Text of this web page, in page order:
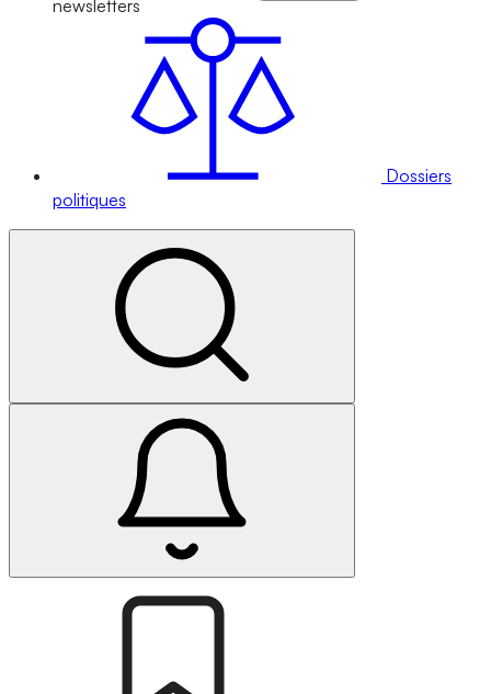
newsletters
Dossiers
politiques